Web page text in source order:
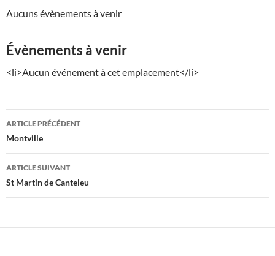
Aucuns évènements à venir
Évènements à venir
<li>Aucun événement à cet emplacement</li>
Navigation
des
articles
ARTICLE PRÉCÉDENT
Montville
ARTICLE SUIVANT
St Martin de Canteleu